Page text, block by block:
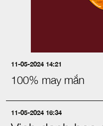
11-05-2024 14:21
100% may mắn
11-05-2024 16:34